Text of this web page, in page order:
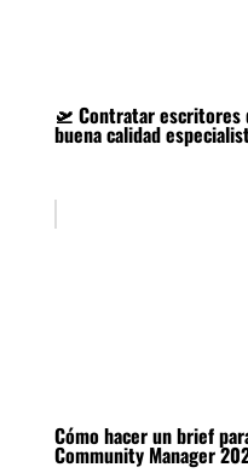
🛫 Contratar escritores
buena calidad
Cómo hacer un brief
Community Manager